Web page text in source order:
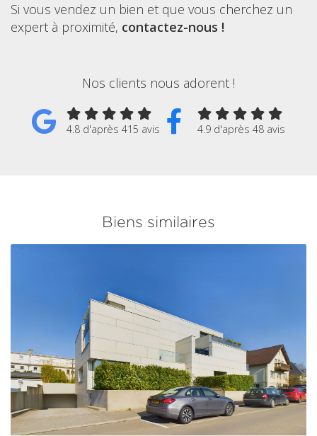
Si vous vendez un bien et que vous cherchez un
expert à proximité, contactez-nous !
Nos clients nous adorent !
4.8 d'après 415 avis 4.9 d'après 48 avis
Biens similaires